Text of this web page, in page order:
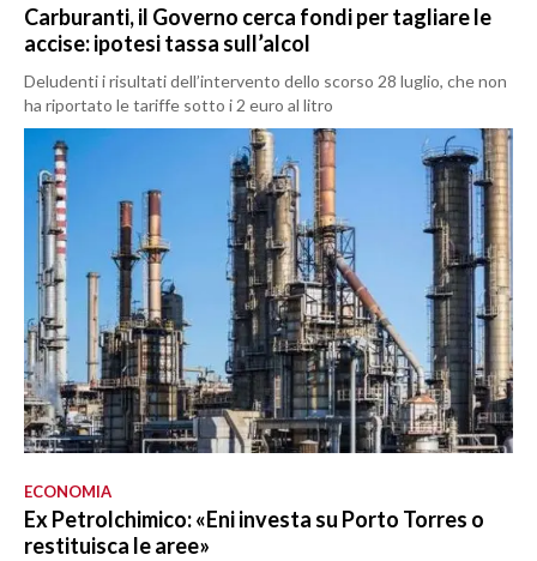
Carburanti, il Governo cerca fondi per tagliare le
accise: ipotesi tassa sull’alcol
Deludenti i risultati dell’intervento dello scorso 28 luglio, che non
ha riportato le tariffe sotto i 2 euro al litro
ECONOMIA
Ex Petrolchimico: «Eni investa su Porto Torres o
restituisca le aree»